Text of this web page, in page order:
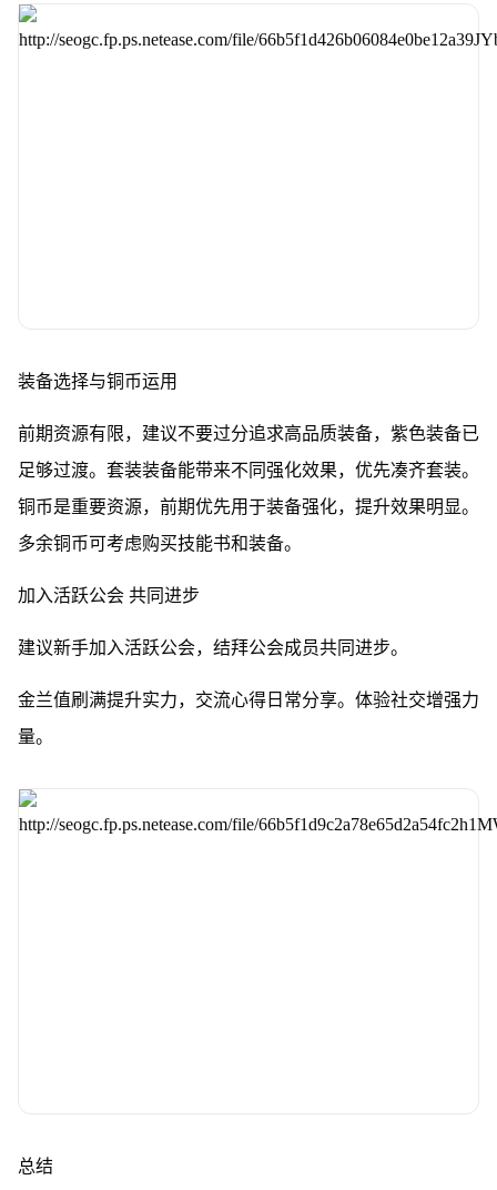
装备选择与铜币运用
前期资源有限，建议不要过分追求高品质装备，紫色装备已
足够过渡。套装装备能带来不同强化效果，优先凑齐套装。
铜币是重要资源，前期优先用于装备强化，提升效果明显。
多余铜币可考虑购买技能书和装备。
加入活跃公会 共同进步
建议新手加入活跃公会， 结拜公会成员共同进步。
金兰值刷满提升实力， 交流心得日常分享。 体验社交增强力
量。
总结